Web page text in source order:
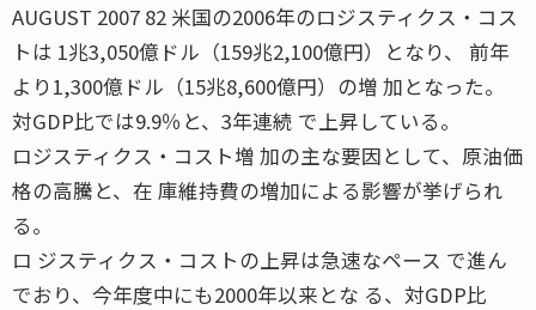
AUGUST 2007 82 米国の2006年のロジスティクス・コス
トは 1兆3,050億ドル（159兆2,100億円）となり、 前年
より1,300億ドル（15兆8,600億円）の増 加となった。
対GDP比では9.9％と、3年連続 で上昇している。
ロジスティクス・コスト増 加の主な要因として、原油価
格の高騰と、在 庫維持費の増加による影響が挙げられ
る。
ロ ジスティクス・コストの上昇は急速なペース で進ん
でおり、今年度中にも2000年以来とな る、対GDP比